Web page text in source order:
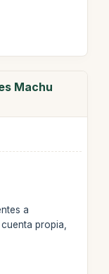
Machu
a
propia,